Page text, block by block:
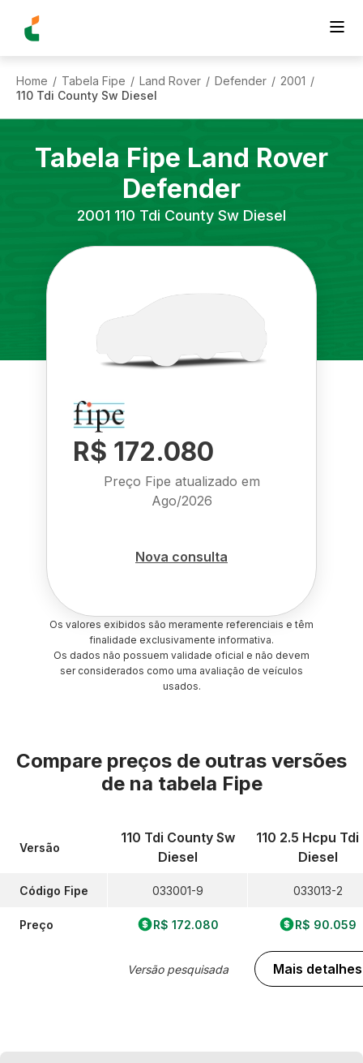
Home / Tabela Fipe / Land Rover / Defender / 2001 /
110 Tdi County Sw Diesel
Tabela Fipe Land Rover
Defender
2001 110 Tdi County Sw Diesel
R$ 172.080
Preço Fipe atualizado em
Ago/2026
Nova consulta
Os valores exibidos são meramente referenciais e têm
finalidade exclusivamente informativa.
Os dados não possuem validade oficial e não devem
ser considerados como uma avaliação de veículos
usados.
Compare preços de outras versões
de na tabela Fipe
Versão
Código Fipe
Preço
110 Tdi County Sw
Diesel
033001-9
R$ 172.080
Versão pesquisada
110 2.5 Hcpu Tdi
Diesel
033013-2
R$ 90.059
Mais detalhes